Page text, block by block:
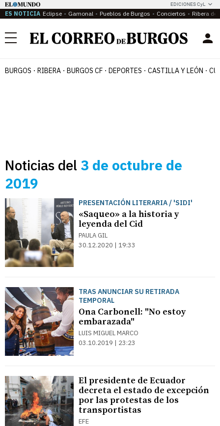
EDICIONES CyL
ES NOTICIA Eclipse Gamonal Pueblos de Burgos Conciertos Ribera del
Menú
BURGOS RIBERA BURGOS CF DEPORTES CASTILLA Y LEÓN
Noticias del 3 de octubre de
2019
PRESENTACIÓN LITERARIA / 'SIDI'
«Saqueo» a la historia y
leyenda del Cid
PAULA GIL
30.12.2020 | 19:33
TRAS ANUNCIAR SU RETIRADA
TEMPORAL
Ona Carbonell: "No estoy
embarazada"
LUIS MIGUEL MARCO
03.10.2019 | 23:23
El presidente de Ecuador
decreta el estado de excepción
por las protestas de los
transportistas
EFE